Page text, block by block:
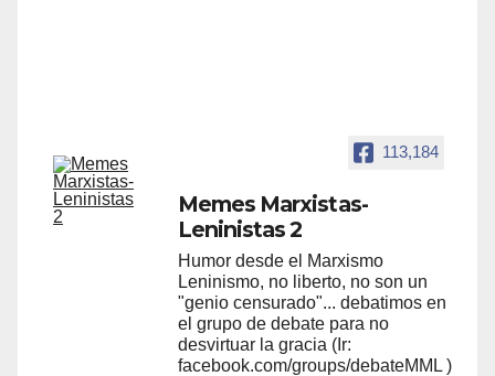
113,184
Memes Marxistas-
Leninistas 2
Humor desde el Marxismo
Leninismo, no liberto, no son un
"genio censurado"... debatimos en
el grupo de debate para no
desvirtuar la gracia (Ir:
facebook.com/groups/debateMML )